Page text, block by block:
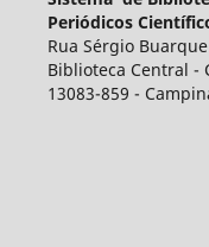
Periódicos
Rua Sérgio
Biblioteca Central -
13083-859 -